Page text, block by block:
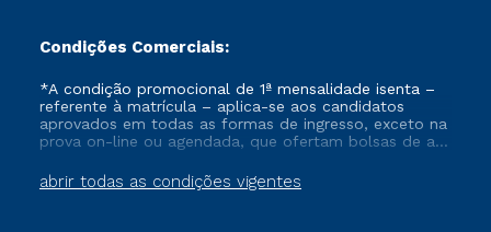
Condições Comerciais:
abrir todas as condições vigentes
*A condição promocional de 1ª mensalidade isenta –
referente à matrícula – aplica-se aos candidatos
aprovados em todas as formas de ingresso, exceto na
prova on-line ou agendada, que ofertam bolsas de até
vigente, que ainda não tenham efetivado e/ou não
tenham cancelado ou trancado sua matrícula em uma